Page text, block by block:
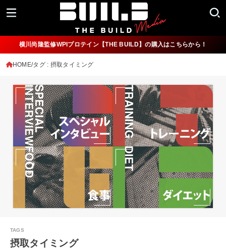
横川尚隆監修WPIプロテイン【THE BUILD】の購入はこちらから！
HOME タグ : 摂取タイミング
摂取タイミング